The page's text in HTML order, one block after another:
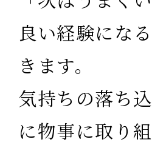
良い経験にな
きます。
気持ちの落ち
に物事に取り